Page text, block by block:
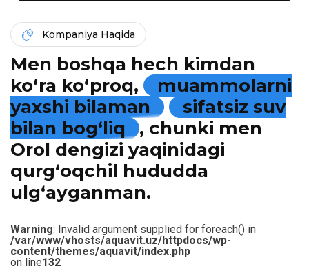
Kompaniya Haqida
Men boshqa hech kimdan
ko‘ra ko‘proq,
muammolarni
yaxshi bilaman
sifatsiz suv
bilan bog‘liq
, chunki men
Orol dengizi yaqinidagi
qurg‘oqchil hududda
ulg‘ayganman.
Warning: Invalid argument supplied for foreach() in
/var/www/vhosts/aquavit.uz/httpdocs/wp-
content/themes/aquavit/index.php
on line132